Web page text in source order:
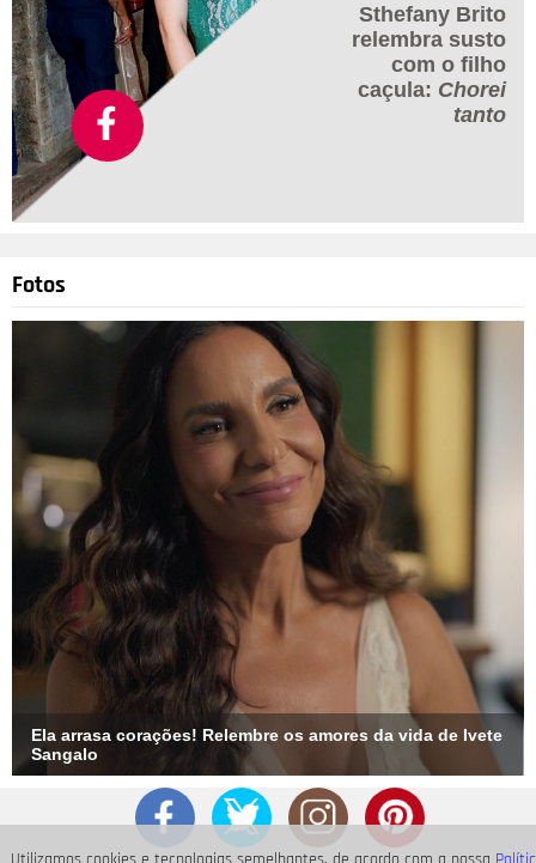
Montagem-Divulgação /4
Mas tem algum mistério nessa história toda! Começaram a
circular fotos que comprovam que Bruna e Neymar também
curtiram o Natal lado a lado, antes de terem assumido o
namoro. Isso porque tanto o jogador quanto a atriz passaram
a data com crianças refugiadas e só depois de uma semana
os cliques que mostram BruMar no mesmo lugar começaram
a circular na web. E aí, o que você acha disso tudo?
Sthefany Brito
relembra susto
com o filho
caçula: Chorei
tanto
Fotos
Ela arrasa corações! Relembre os amores da vida de Ivete
Sangalo